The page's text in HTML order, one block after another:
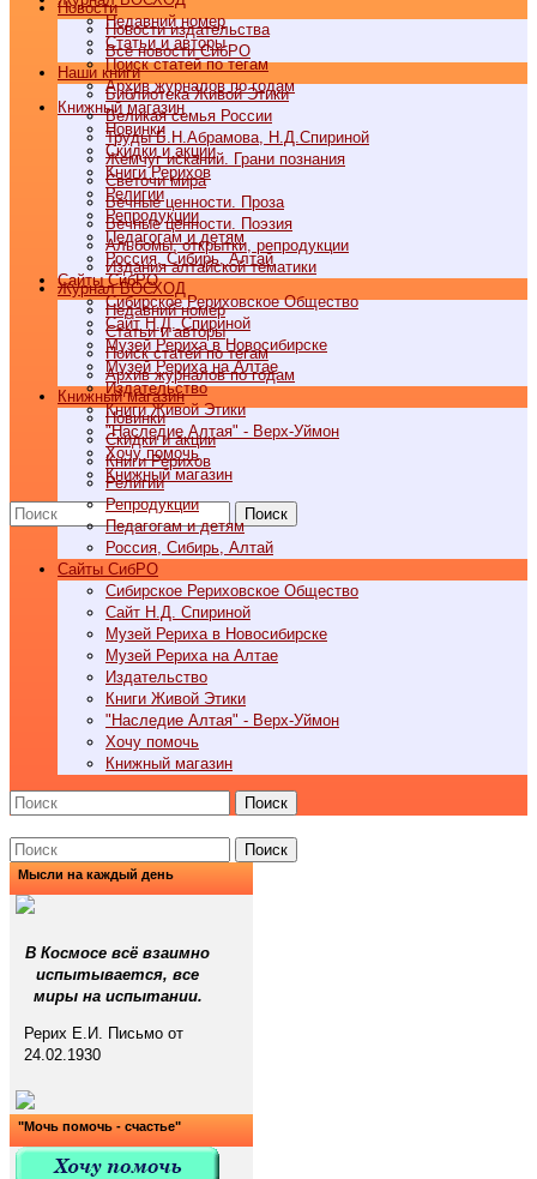
Недавний номер
Статьи и авторы
Поиск статей по тегам
Архив журналов по годам
Книжный магазин
Новинки
Скидки и акции
Книги Рерихов
Религии
Репродукции
Педагогам и детям
Россия, Сибирь, Алтай
Cайты СибРО
Сибирское Рериховское Общество
Сайт Н.Д. Спириной
Музей Рериха в Новосибирске
Музей Рериха на Алтае
Издательство
Книги Живой Этики
"Наследие Алтая" - Верх-Уймон
Хочу помочь
Книжный магазин
Поиск
Новости
Новости издательства
Все новости СибРО
Наши книги
Библиотека Живой Этики
Великая семья России
Труды Б.Н.Абрамова, Н.Д.Спириной
Жемчуг исканий. Грани познания
Светочи мира
Вечные ценности. Проза
Вечные ценности. Поэзия
Альбомы, открытки, репродукции
Издания алтайской тематики
Журнал ВОСХОД
Недавний номер
Статьи и авторы
Поиск статей по тегам
Архив журналов по годам
Книжный магазин
Новинки
Скидки и акции
Книги Рерихов
Религии
Репродукции
Педагогам и детям
Россия, Сибирь, Алтай
Cайты СибРО
Сибирское Рериховское Общество
Сайт Н.Д. Спириной
Музей Рериха в Новосибирске
Музей Рериха на Алтае
Издательство
Книги Живой Этики
"Наследие Алтая" - Верх-Уймон
Хочу помочь
Книжный магазин
Поиск
Поиск
Мысли на каждый день
В Космосе всё взаимно
испытывается, все
миры на испытании.
Рерих Е.И. Письмо от
24.02.1930
"Мочь помочь - счастье"